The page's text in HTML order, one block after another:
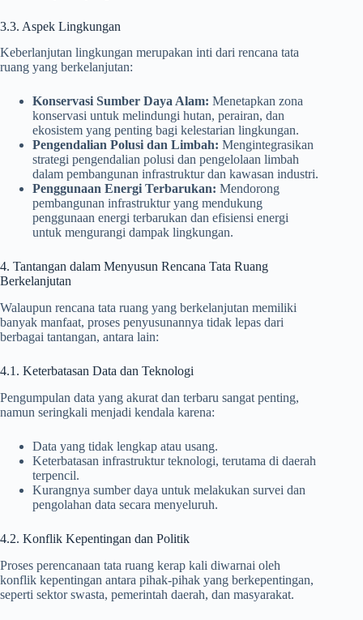
3.3. Aspek Lingkungan
Keberlanjutan lingkungan merupakan inti dari rencana tata
ruang yang berkelanjutan:
Konservasi Sumber Daya Alam: Menetapkan zona
konservasi untuk melindungi hutan, perairan, dan
ekosistem yang penting bagi kelestarian lingkungan.
Pengendalian Polusi dan Limbah: Mengintegrasikan
strategi pengendalian polusi dan pengelolaan limbah
dalam pembangunan infrastruktur dan kawasan industri.
Penggunaan Energi Terbarukan: Mendorong
pembangunan infrastruktur yang mendukung
penggunaan energi terbarukan dan efisiensi energi
untuk mengurangi dampak lingkungan.
4. Tantangan dalam Menyusun Rencana Tata Ruang
Berkelanjutan
Walaupun rencana tata ruang yang berkelanjutan memiliki
banyak manfaat, proses penyusunannya tidak lepas dari
berbagai tantangan, antara lain:
4.1. Keterbatasan Data dan Teknologi
Pengumpulan data yang akurat dan terbaru sangat penting,
namun seringkali menjadi kendala karena:
Data yang tidak lengkap atau usang.
Keterbatasan infrastruktur teknologi, terutama di daerah
terpencil.
Kurangnya sumber daya untuk melakukan survei dan
pengolahan data secara menyeluruh.
4.2. Konflik Kepentingan dan Politik
Proses perencanaan tata ruang kerap kali diwarnai oleh
konflik kepentingan antara pihak-pihak yang berkepentingan,
seperti sektor swasta, pemerintah daerah, dan masyarakat.